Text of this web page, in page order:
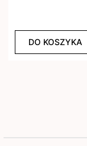
DO KOSZYKA